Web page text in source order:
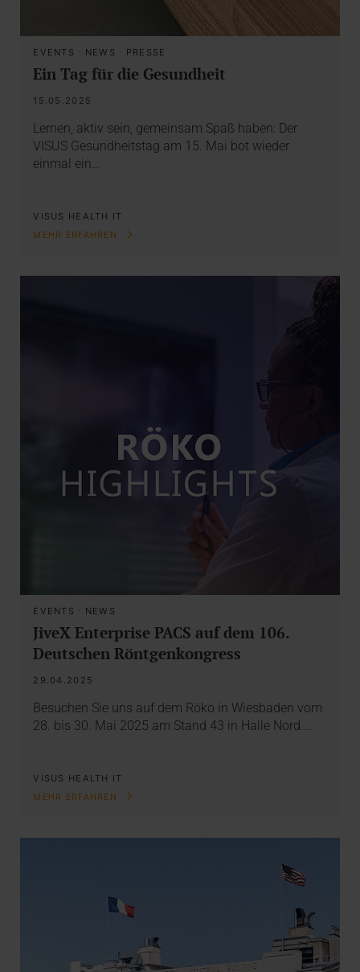
EVENTS · NEWS · PRESSE
Ein Tag für die Gesundheit
15.05.2025
Lernen, aktiv sein, gemeinsam Spaß haben: Der
VISUS Gesundheitstag am 15. Mai bot wieder
einmal ein…
VISUS HEALTH IT
MEHR ERFAHREN
EVENTS · NEWS
JiveX Enterprise PACS auf dem 106.
Deutschen Röntgenkongress
29.04.2025
Besuchen Sie uns auf dem Röko in Wiesbaden vom
28. bis 30. Mai 2025 am Stand 43 in Halle Nord.…
VISUS HEALTH IT
MEHR ERFAHREN